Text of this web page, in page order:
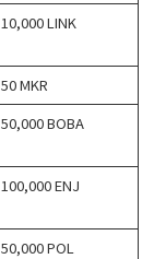
10,000 LINK
50 MKR
50,000 BOBA
100,000 ENJ
50,000 POL